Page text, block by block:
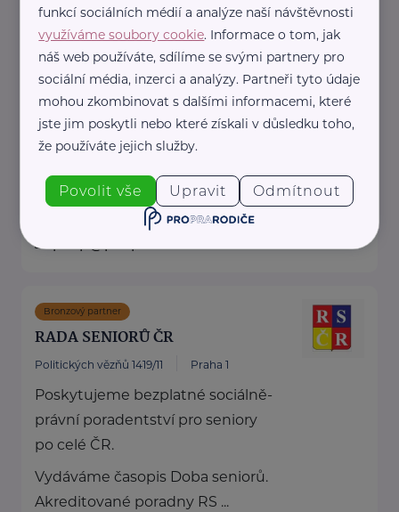
https://www.usmevseniorum.cz/
info@usmevseniorum.cz
Podřipská nemocnice s poliklinikou
Roudnice n. L.
Litoměřice
Bronzový partner
RADA SENIORŮ ČR
Politických vězňů 1419/11 Praha 1
Poskytujeme bezplatné sociálně-
právní poradentství pro seniory
po celé ČR.
Vydáváme časopis Doba seniorů.
Akreditované poradny RS ...
funkcí sociálních médií a analýze naší návštěvnosti
využíváme soubory cookie. Informace o tom, jak
náš web používáte, sdílíme se svými partnery pro
sociální média, inzerci a analýzy. Partneři tyto údaje
mohou zkombinovat s dalšími informacemi, které
jste jim poskytli nebo které získali v důsledku toho,
že používáte jejich služby.
Povolit vše Upravit Odmítnout